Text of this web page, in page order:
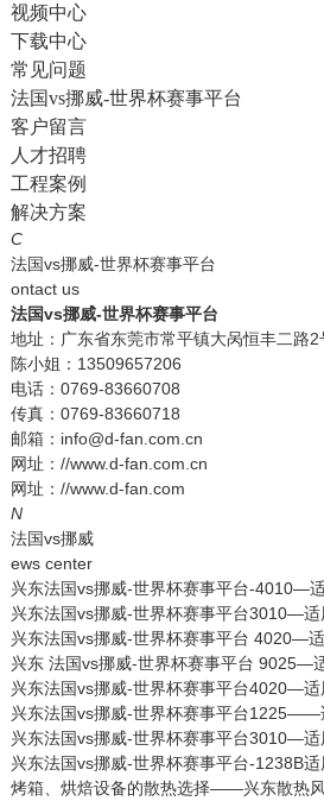
视频中心
下载中心
常见问题
法国vs挪威-世界杯赛事平台
客户留言
人才招聘
工程案例
解决方案
C
法国vs挪威-世界杯赛事平台
ontact us
法国vs挪威-世界杯赛事平台
地址：广东省东莞市常平镇大呙恒丰二路2
陈小姐：13509657206
电话：0769-83660708
传真：0769-83660718
邮箱：info@d-fan.com.cn
网址：//www.d-fan.com.cn
网址：//www.d-fan.com
N
法国vs挪威
ews center
兴东法国vs挪威-世界杯赛事平台-4010—
兴东法国vs挪威-世界杯赛事平台3010—适
兴东法国vs挪威-世界杯赛事平台 4020—
兴东 法国vs挪威-世界杯赛事平台 9025—
兴东法国vs挪威-世界杯赛事平台4020—适
兴东法国vs挪威-世界杯赛事平台1225——
兴东法国vs挪威-世界杯赛事平台3010—适
兴东法国vs挪威-世界杯赛事平台-1238B
烤箱、烘焙设备的散热选择——兴东散热